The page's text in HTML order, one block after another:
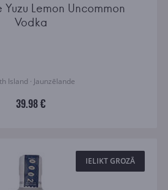
Lemon Uncommon
Vodka
Island · Jaunzēlande
39.98 €
IELIKT GROZĀ